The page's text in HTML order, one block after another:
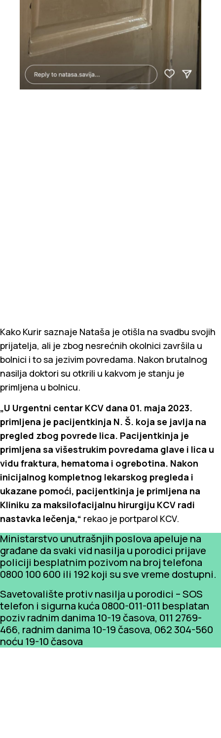
Kako Kurir saznaje Nataša je otišla na svadbu svojih
prijatelja, ali je zbog nesrećnih okolnici završila u
bolnici i to sa jezivim povredama. Nakon brutalnog
nasilja doktori su otkrili u kakvom je stanju je
primljena u bolnicu.
„U Urgentni centar KCV dana 01. maja 2023.
primljena je pacijentkinja N. Š. koja se javlja na
pregled zbog povrede lica. Pacijentkinja je
primljena sa višestrukim povredama glave i lica u
vidu fraktura, hematoma i ogrebotina. Nakon
inicijalnog kompletnog lekarskog pregleda i
ukazane pomoći, pacijentkinja je primljena na
Kliniku za maksilofacijalnu hirurgiju KCV radi
nastavka lečenja,“ rekao je portparol KCV.
Ministarstvo unutrašnjih poslova apeluje na
građane da svaki vid nasilja u porodici prijave
policiji besplatnim pozivom na broj telefona
0800 100 600 ili 192 koji su sve vreme dostupni.
Savetovalište protiv nasilja u porodici – SOS
telefon i sigurna kuća 0800-011-011 besplatan
poziv radnim danima 10-19 časova, 011 2769-
466, radnim danima 10-19 časova, 062 304-560
noću 19-10 časova